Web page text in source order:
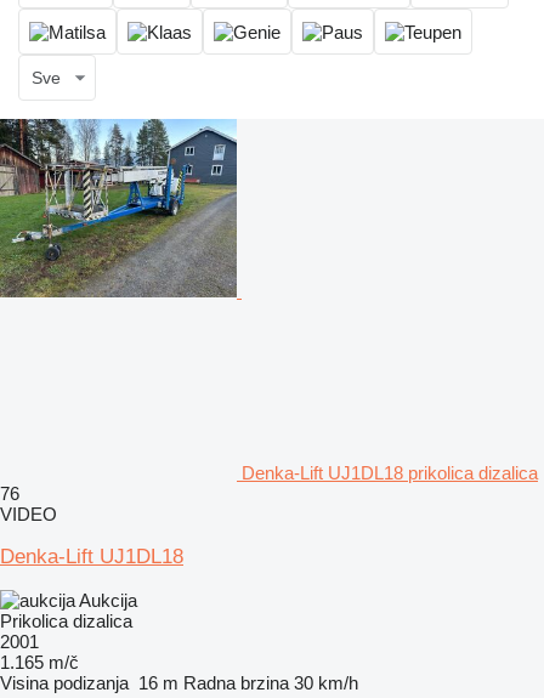
Sve
Denka-Lift UJ1DL18 prikolica dizalica
76
VIDEO
Denka-Lift UJ1DL18
Aukcija
Prikolica dizalica
2001
1.165 m/č
Visina podizanja 16 m Radna brzina 30 km/h